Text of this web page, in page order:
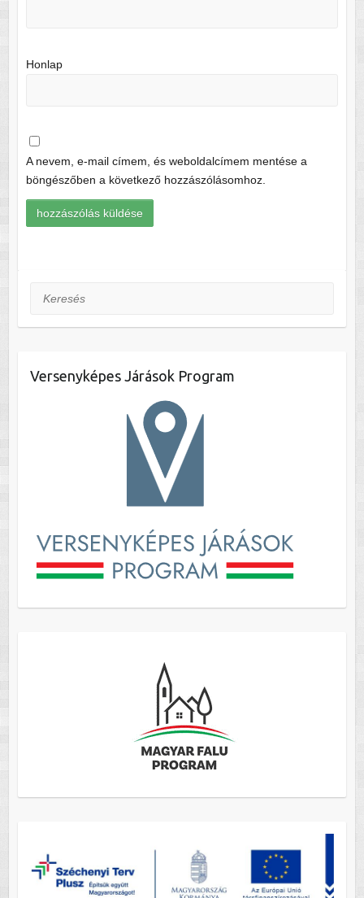
Honlap
A nevem, e-mail címem, és weboldalcímem mentése a
böngészőben a következő hozzászólásomhoz.
Keresés
Versenyképes Járások Program